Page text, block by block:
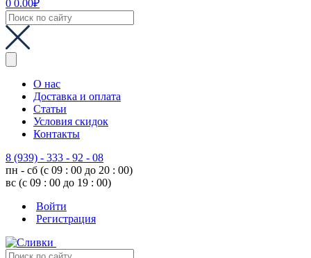
0 0.00₽
О нас
Доставка и оплата
Статьи
Условия скидок
Контакты
8 (939) - 333 - 92 - 08
пн - сб (с 09 : 00 до 20 : 00)
вс (с 09 : 00 до 19 : 00)
Войти
Регистрация